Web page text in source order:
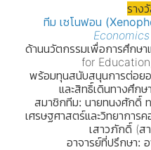
ราง
ทีม เซโนฟอน
ด้านนวัตกรรมเพื่อการศึกษ
for
พร้อมทุนสนับสนุนการต่อย
และสิทธิ์เดินทางศึก
สมาชิกทีม: นายทนงศักดิ์
เศรษฐศาสตร์และวิทยาการ
เสาวภักดิ์ (ส
อาจารย์ที่ปรึกษา: